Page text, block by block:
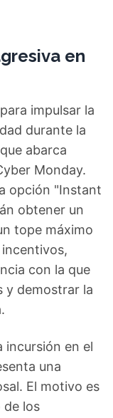
en
impulsar la
durante la
abarca
Monday.
opción "Instant
obtener un
tope máximo
con la que
y demostrar la
incursión en el
una
El motivo es
de los